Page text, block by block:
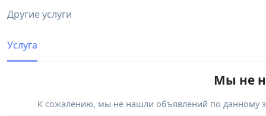
Другие услуги
Услуга
Мы не
К сожалению, мы не нашли объявлений по данному